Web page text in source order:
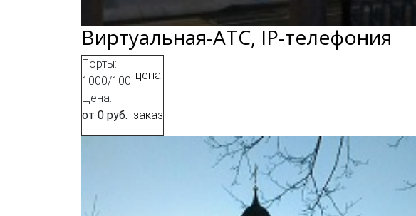
Виртуальная-АТС, IP-телефония
Порты:
1000/100.
Цена:
от 0 руб.
цена
заказ